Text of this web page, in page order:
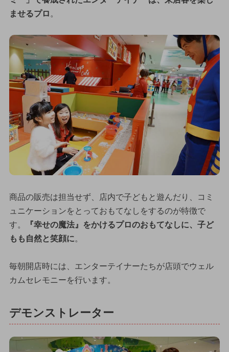
ませるプロ 。
商品の販売は担当せず、店内で子どもと遊んだり、コミ
ュニケーションをとっておもてなしをするのが特徴で
す。
『幸せの魔法』をかけるプロのおもてなしに、子ど
もも自然と笑顔に。
毎朝開店時には、エンターテイナーたちが店頭でウェル
カムセレモニーを行います。
デモンストレーター